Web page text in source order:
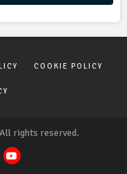
COOKIE POLICY
rights reserved.